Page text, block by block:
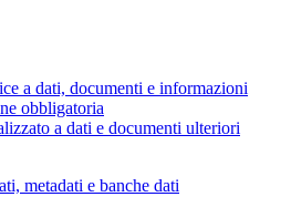
a dati, documenti e informazioni
obbligatoria
a dati e documenti ulteriori
metadati e banche dati